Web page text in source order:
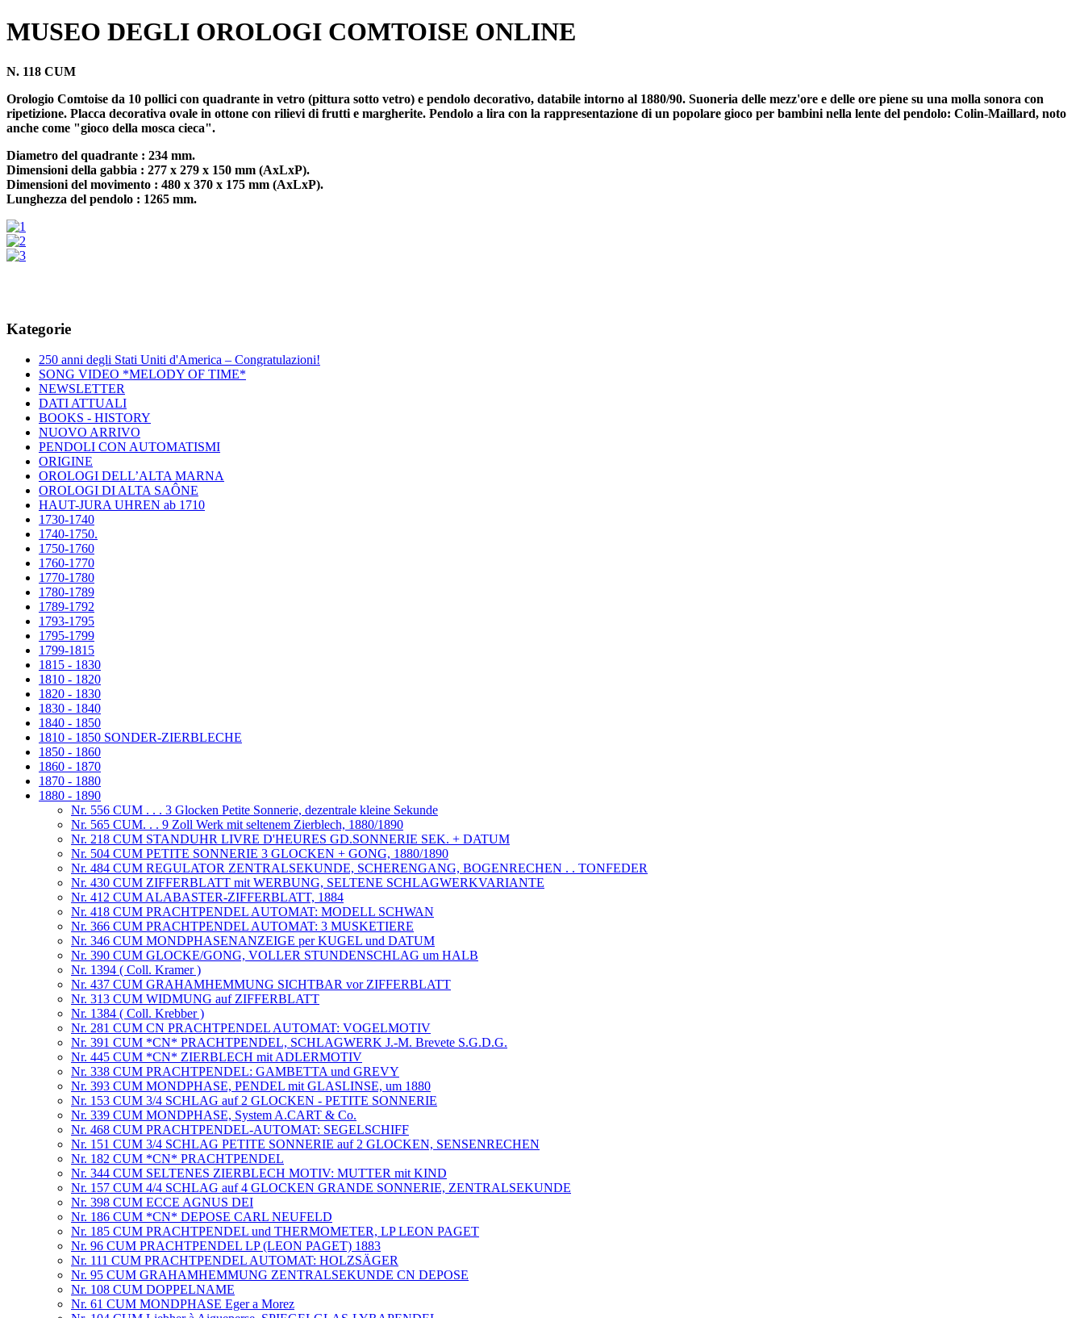
MUSEO DEGLI OROLOGI COMTOISE ONLINE
N. 118 CUM
Orologio Comtoise da 10 pollici con quadrante in vetro (pittura sotto vetro) e pendolo decorativo, databile intorno al 1880/90. Suoneria delle mezz'ore e delle ore piene su una molla sonora con
ripetizione. Placca decorativa ovale in ottone con rilievi di frutti e margherite. Pendolo a lira con la rappresentazione di un popolare gioco per bambini nella lente del pendolo: Colin-Maillard, noto
anche come "gioco della mosca cieca".
Diametro del quadrante : 234 mm.
Dimensioni della gabbia : 277 x 279 x 150 mm (AxLxP).
Dimensioni del movimento : 480 x 370 x 175 mm (AxLxP).
Lunghezza del pendolo : 1265 mm.
Kategorie
250 anni degli Stati Uniti d'America – Congratulazioni!
SONG VIDEO *MELODY OF TIME*
NEWSLETTER
DATI ATTUALI
BOOKS - HISTORY
NUOVO ARRIVO
PENDOLI CON AUTOMATISMI
ORIGINE
OROLOGI DELL’ALTA MARNA
OROLOGI DI ALTA SAÔNE
HAUT-JURA UHREN ab 1710
1730-1740
1740-1750.
1750-1760
1760-1770
1770-1780
1780-1789
1789-1792
1793-1795
1795-1799
1799-1815
1815 - 1830
1810 - 1820
1820 - 1830
1830 - 1840
1840 - 1850
1810 - 1850 SONDER-ZIERBLECHE
1850 - 1860
1860 - 1870
1870 - 1880
1880 - 1890
Nr. 556 CUM . . . 3 Glocken Petite Sonnerie, dezentrale kleine Sekunde
Nr. 565 CUM. . . 9 Zoll Werk mit seltenem Zierblech, 1880/1890
Nr. 218 CUM STANDUHR LIVRE D'HEURES GD.SONNERIE SEK. + DATUM
Nr. 504 CUM PETITE SONNERIE 3 GLOCKEN + GONG, 1880/1890
Nr. 484 CUM REGULATOR ZENTRALSEKUNDE, SCHERENGANG, BOGENRECHEN . . TONFEDER
Nr. 430 CUM ZIFFERBLATT mit WERBUNG, SELTENE SCHLAGWERKVARIANTE
Nr. 412 CUM ALABASTER-ZIFFERBLATT, 1884
Nr. 418 CUM PRACHTPENDEL AUTOMAT: MODELL SCHWAN
Nr. 366 CUM PRACHTPENDEL AUTOMAT: 3 MUSKETIERE
Nr. 346 CUM MONDPHASENANZEIGE per KUGEL und DATUM
Nr. 390 CUM GLOCKE/GONG, VOLLER STUNDENSCHLAG um HALB
Nr. 1394 ( Coll. Kramer )
Nr. 437 CUM GRAHAMHEMMUNG SICHTBAR vor ZIFFERBLATT
Nr. 313 CUM WIDMUNG auf ZIFFERBLATT
Nr. 1384 ( Coll. Krebber )
Nr. 281 CUM CN PRACHTPENDEL AUTOMAT: VOGELMOTIV
Nr. 391 CUM *CN* PRACHTPENDEL, SCHLAGWERK J.-M. Brevete S.G.D.G.
Nr. 445 CUM *CN* ZIERBLECH mit ADLERMOTIV
Nr. 338 CUM PRACHTPENDEL: GAMBETTA und GREVY
Nr. 393 CUM MONDPHASE, PENDEL mit GLASLINSE, um 1880
Nr. 153 CUM 3/4 SCHLAG auf 2 GLOCKEN - PETITE SONNERIE
Nr. 339 CUM MONDPHASE, System A.CART & Co.
Nr. 468 CUM PRACHTPENDEL-AUTOMAT: SEGELSCHIFF
Nr. 151 CUM 3/4 SCHLAG PETITE SONNERIE auf 2 GLOCKEN, SENSENRECHEN
Nr. 182 CUM *CN* PRACHTPENDEL
Nr. 344 CUM SELTENES ZIERBLECH MOTIV: MUTTER mit KIND
Nr. 157 CUM 4/4 SCHLAG auf 4 GLOCKEN GRANDE SONNERIE, ZENTRALSEKUNDE
Nr. 398 CUM ECCE AGNUS DEI
Nr. 186 CUM *CN* DEPOSE CARL NEUFELD
Nr. 185 CUM PRACHTPENDEL und THERMOMETER, LP LEON PAGET
Nr. 96 CUM PRACHTPENDEL LP (LEON PAGET) 1883
Nr. 111 CUM PRACHTPENDEL AUTOMAT: HOLZSÄGER
Nr. 95 CUM GRAHAMHEMMUNG ZENTRALSEKUNDE CN DEPOSE
Nr. 108 CUM DOPPELNAME
Nr. 61 CUM MONDPHASE Eger a Morez